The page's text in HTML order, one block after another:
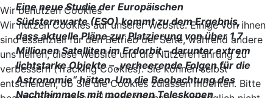
Eine neue Studie der Europäischen
Südsternwarte (ESO) kommt zu dem Ergebnis,
dass aktuelle Pläne zur Platzierung von über 1,7
Millionen Satelliten im Erdorbit – darunter extrem
lichtstarke Objekte – „verheerende Folgen für die
Astronomie“ hätten. Um die Beobachtung des
Nachthimmels mit modernen Teleskopen
Wir benutzen Cookies
Wir nutzen Cookies auf unserer Website. Einige von ihnen
sind essenziell für den Betrieb der Seite, während andere
uns helfen, diese Website und die Nutzererfahrung zu
verbessern (Tracking Cookies). Sie können selbst
entscheiden, ob Sie die Cookies zulassen möchten. Bitte